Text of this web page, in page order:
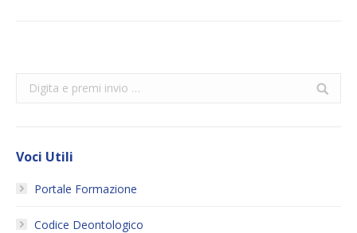
Search:
Voci Utili
Portale Formazione
Codice Deontologico